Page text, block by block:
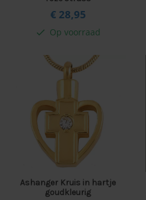
€ 28,95
check Op voorraad
Ashanger Kruis in hartje
goudkleurig